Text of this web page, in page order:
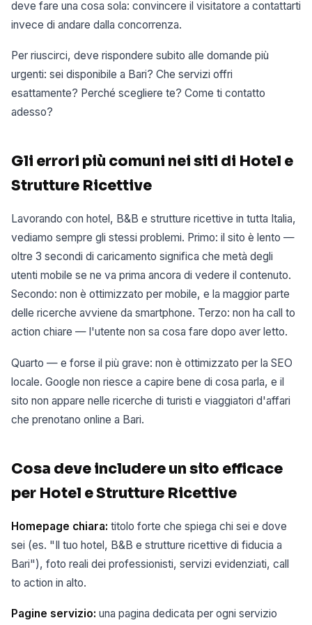
deve fare una cosa sola: convincere il visitatore a contattarti
invece di andare dalla concorrenza.
Per riuscirci, deve rispondere subito alle domande più
urgenti: sei disponibile a Bari? Che servizi offri
esattamente? Perché scegliere te? Come ti contatto
adesso?
Gli errori più comuni nei siti di Hotel e
Strutture Ricettive
Lavorando con hotel, B&B e strutture ricettive in tutta Italia,
vediamo sempre gli stessi problemi. Primo: il sito è lento —
oltre 3 secondi di caricamento significa che metà degli
utenti mobile se ne va prima ancora di vedere il contenuto.
Secondo: non è ottimizzato per mobile, e la maggior parte
delle ricerche avviene da smartphone. Terzo: non ha call to
action chiare — l'utente non sa cosa fare dopo aver letto.
Quarto — e forse il più grave: non è ottimizzato per la SEO
locale. Google non riesce a capire bene di cosa parla, e il
sito non appare nelle ricerche di turisti e viaggiatori d'affari
che prenotano online a Bari.
Cosa deve includere un sito efficace
per Hotel e Strutture Ricettive
Homepage chiara: titolo forte che spiega chi sei e dove
sei (es. "Il tuo hotel, B&B e strutture ricettive di fiducia a
Bari"), foto reali dei professionisti, servizi evidenziati, call
to action in alto.
Pagine servizio: una pagina dedicata per ogni servizio